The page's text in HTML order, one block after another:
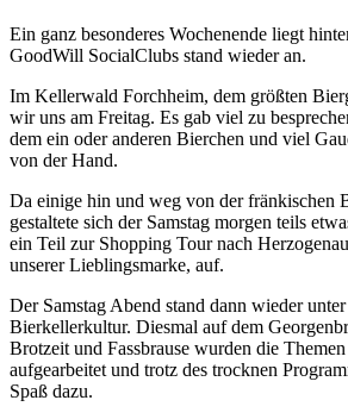
Ein ganz besonderes Wochenende liegt
GoodWill SocialClubs stand wieder an.
Im Kellerwald Forchheim, dem größten
wir uns am Freitag. Es gab viel zu
dem ein oder anderen Bierchen und viel
von der Hand.
Da einige hin und weg von der fränkischen
gestaltete sich der Samstag morgen teils
ein Teil zur Shopping Tour nach
unserer Lieblingsmarke, auf.
Der Samstag Abend stand dann wieder
Bierkellerkultur. Diesmal auf dem
Brotzeit und Fassbrause wurden die
aufgearbeitet und trotz des trocknen
Spaß dazu.